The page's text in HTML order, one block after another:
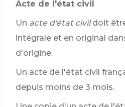
Acte de l'état civil
Un acte d'état civil doit
intégrale et en original
d'origine.
Un acte de l'état civil
depuis moins de 3 mois.